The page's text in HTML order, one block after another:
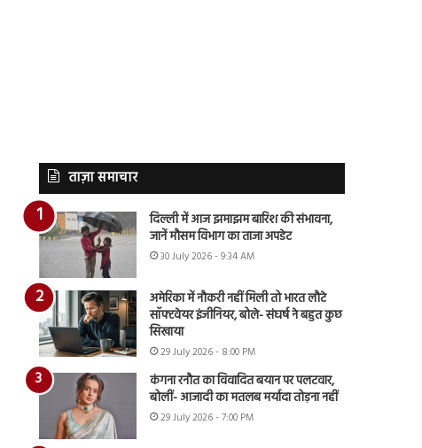
ताज़ा समाचार
दिल्ली में आज झमाझम बारिश की संभावना,
जानें मौसम विभाग का ताजा अपडेट
30 July 2026 - 9:34 AM
अमेरिका में नौकरी नहीं मिली तो भारत लौटे
सॉफ्टवेयर इंजीनियर, बोले- संघर्ष ने बहुत कुछ
सिखाया
29 July 2026 - 8:00 PM
कंगना रनौत का विवादित बयान पर पलटवार,
बोलीं- आजादी का मतलब मर्यादा तोड़ना नहीं
29 July 2026 - 7:00 PM